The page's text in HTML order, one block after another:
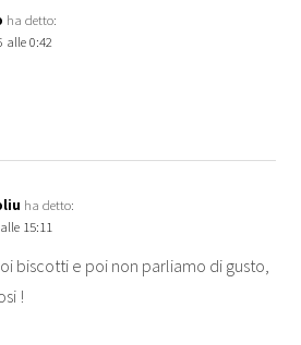
ha detto:
alle 0:42
ha detto:
15:11
biscotti e poi non parliamo di gusto,
!